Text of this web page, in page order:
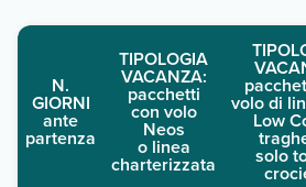
N.
GIORNI
ante
partenza
TIPOLOGIA
VACANZA:
pacchetti
con volo
Neos
o linea
charterizzata
volo di
Low
solo